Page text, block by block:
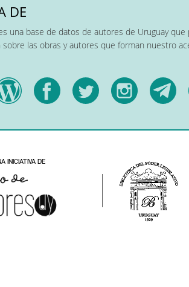
DE
una base de datos de autores de Uruguay
sobre las obras y autores que forman nuestro